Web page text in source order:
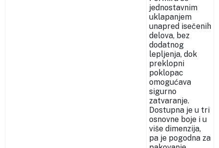
jednostavnim
uklapanjem
unapred isečenih
delova, bez
dodatnog
lepljenja, dok
preklopni
poklopac
omogućava
sigurno
zatvaranje.
Dostupna je u tri
osnovne boje i u
više dimenzija,
pa je pogodna za